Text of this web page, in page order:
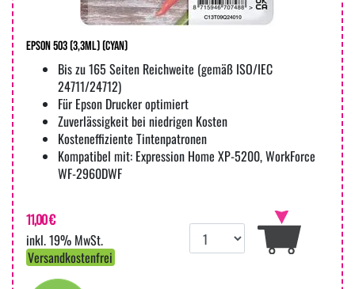
Epson 503 (3,3ml) (cyan)
Bis zu 165 Seiten Reichweite (gemäß ISO/IEC
24711/24712)
Für Epson Drucker optimiert
Zuverlässigkeit bei niedrigen Kosten
Kosteneffiziente Tintenpatronen
Kompatibel mit: Expression Home XP-5200, WorkForce
WF-2960DWF
11,00 €
inkl. 19% MwSt.
Versandkostenfrei